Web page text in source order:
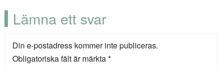
Lämna ett svar
Din e-postadress kommer inte publiceras.
Obligatoriska fält är märkta*